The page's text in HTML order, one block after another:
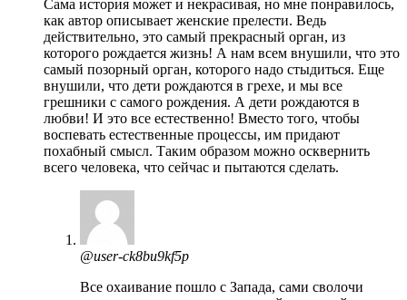
Сама история может и некрасивая, но мне понравилось,
как автор описывает женские прелести. Ведь
действительно, это самый прекрасный орган, из
которого рождается жизнь! А нам всем внушили, что это
самый позорный орган, которого надо стыдиться. Еще
внушили, что дети рождаются в грехе, и мы все
грешники с самого рождения. А дети рождаются в
любви! И это все естественно! Вместо того, чтобы
воспевать естественные процессы, им придают
похабный смысл. Таким образом можно осквернить
всего человека, что сейчас и пытаются сделать.
@user-ck8bu9kf5p
Все охаивание пошло с Запада, сами сволочи